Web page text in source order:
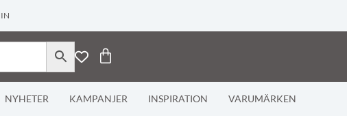
NYHETER KAMPANJER INSPIRATION VARUMÄRKEN